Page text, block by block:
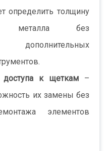
определить толщину
металла без
дополнительных
доступа к щеткам –
их замены без
элементов